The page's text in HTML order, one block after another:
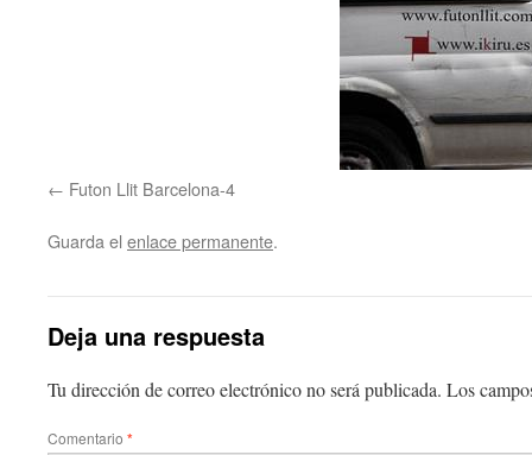
Futon Llit Barcelona-4
Guarda el enlace permanente.
Deja una respuesta
Tu dirección de correo electrónico no será publicada. Los
Comentario *